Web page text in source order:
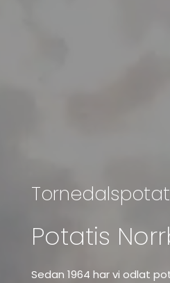
Potatis
Sedan 1964 har vi odlat